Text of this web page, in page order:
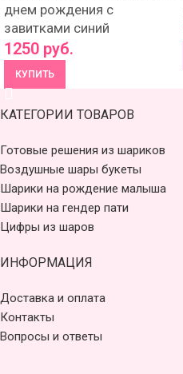
днем рождения с
завитками синий
1250 руб.
КУПИТЬ
КАТЕГОРИИ ТОВАРОВ
Готовые решения из шариков
Воздушные шары букеты
Шарики на рождение малыша
Шарики на гендер пати
Цифры из шаров
ИНФОРМАЦИЯ
Доставка и оплата
Контакты
Вопросы и ответы